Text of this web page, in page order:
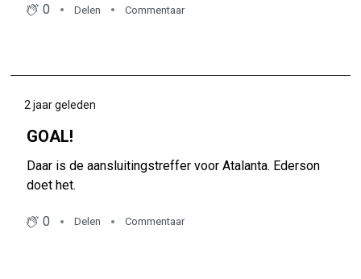
0 Delen Commentaar
2 jaar geleden
GOAL!
Daar is de aansluitingstreffer voor Atalanta. Ederson
doet het.
0 Delen Commentaar